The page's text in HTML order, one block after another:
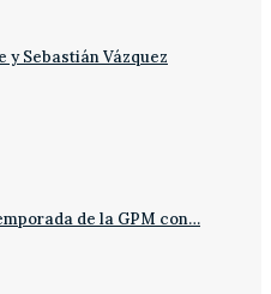
y Sebastián Vázquez
de la GPM con…